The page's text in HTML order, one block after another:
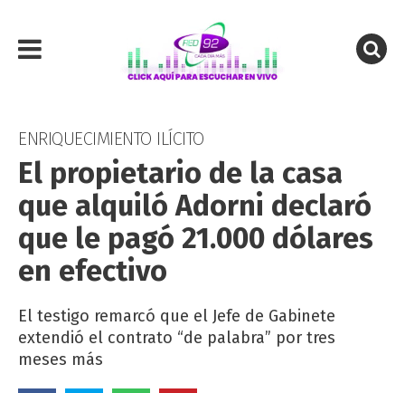
ENRIQUECIMIENTO ILÍCITO
El propietario de la casa
que alquiló Adorni declaró
que le pagó 21.000 dólares
en efectivo
El testigo remarcó que el Jefe de Gabinete
extendió el contrato “de palabra” por tres
meses más